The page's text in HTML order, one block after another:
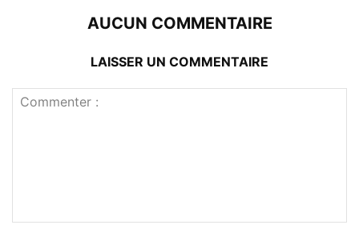
AUCUN COMMENTAIRE
LAISSER UN COMMENTAIRE